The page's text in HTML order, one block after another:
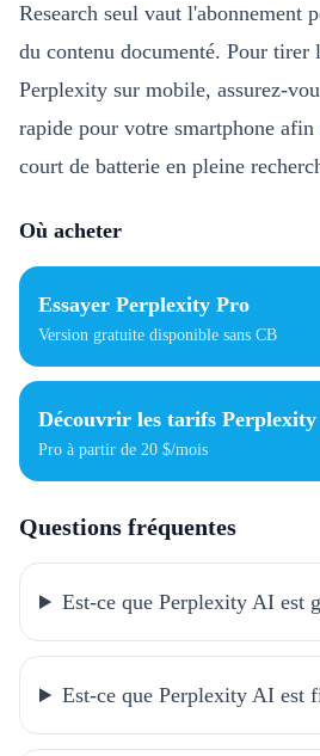
Research seul vaut l'abonnement
du contenu documenté. Pour tirer
Perplexity sur mobile, assurez-
rapide pour votre smartphone afin
court de batterie en pleine
Où acheter
Essayer Perplexity Pro
Version gratuite disponible sans CB
Découvrir les tarifs Perplexity
Pro à partir de 20 $/mois
Questions fréquentes
Est-ce que Perplexity AI est
Est-ce que Perplexity AI est